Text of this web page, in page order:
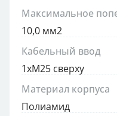
Максимальное
10,0 мм2
Кабельный ввод
1xM25 сверху
Материал корпуса
Полиамид